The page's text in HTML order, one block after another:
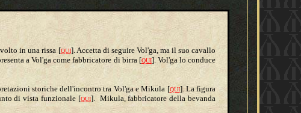
in una rissa [QUI]. Accetta di seguire Vol'ga, ma il suo cavallo
a Vol'ga come fabbricatore di birra [QUI]. Vol'ga lo conduce
storiche dell'incontro tra Vol'ga e Mikula [QUI]. La figura
di vista funzionale [QUI]. Mikula, fabbricatore della bevanda